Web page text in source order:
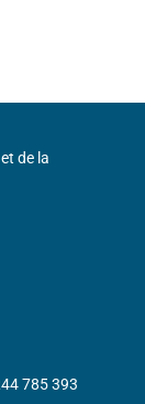
de la
785 393